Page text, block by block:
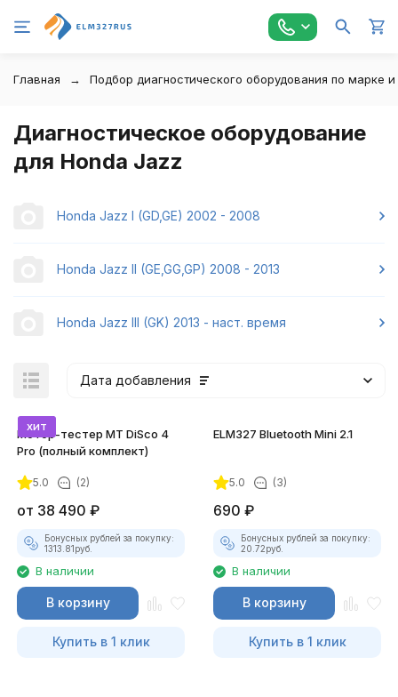
Главная Подбор диагностического оборудования по марке
Диагностическое оборудование
для Honda Jazz
Honda Jazz I (GD,GE) 2002 - 2008
Honda Jazz II (GE,GG,GP) 2008 - 2013
Honda Jazz III (GK) 2013 - наст. время
Дата добавления
хит
Мотор-тестер MT DiSco 4
Pro (полный комплект)
5.0 (2)
от 38 490 ₽
Бонусных рублей за покупку:
1313.81руб.
В наличии
В корзину
Купить в 1 клик
ELM327 Bluetooth Mini 2.1
5.0 (3)
690 ₽
Бонусных рублей за покупку:
20.72руб.
В наличии
В корзину
Купить в 1 клик